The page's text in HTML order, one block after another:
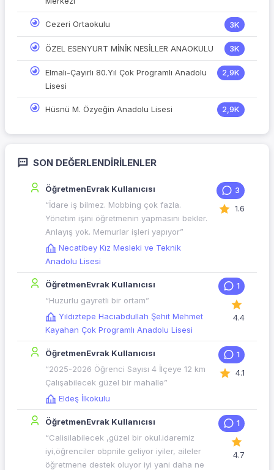
Cezeri Ortaokulu 3K
ÖZEL ESENYURT MİNİK NESİLLER ANAOKULU 3K
Elmalı-Çayırlı 80.Yıl Çok Programlı Anadolu
Lisesi
2,9K
Hüsnü M. Özyeğin Anadolu Lisesi 2,9K
SON DEĞERLENDIRILENLER
ÖğretmenEvrak Kullanıcısı
“İdare iş bilmez. Mobbing çok fazla.
Yönetim işini öğretmenin yapmasını bekler.
Anlayış yok. Memurlar işleri yapıyor”
Necatibey Kız Mesleki ve Teknik
Anadolu Lisesi
3
1.6
ÖğretmenEvrak Kullanıcısı
“Huzurlu gayretli bir ortam”
Yıldıztepe Hacıabdullah Şehit Mehmet
Kayahan Çok Programlı Anadolu Lisesi
1
4.4
ÖğretmenEvrak Kullanıcısı
“2025-2026 Öğrenci Sayısı 4 İlçeye 12 km
Çalışabilecek güzel bir mahalle”
Eldeş İlkokulu
1
4.1
ÖğretmenEvrak Kullanıcısı
“Calisilabilecek ,güzel bir okul.idaremiz
iyi,öğrenciler obpnile geliyor iyiler, aileler
öğretmene destek oluyor iyi yani daha ne
1
4.7